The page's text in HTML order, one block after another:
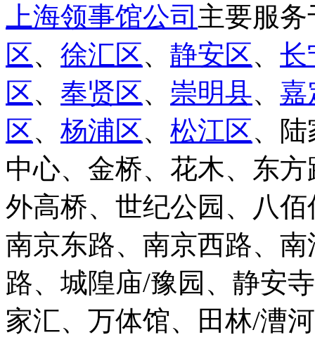
上海领事馆公司 主要服务
区、 徐汇区、 静安区、 长
区、 奉贤区、 崇明县、 嘉
区、 杨浦区、 松江区、
中心、金桥、花木、东
外高桥、世纪公园、八
南京东路、南京西路、
路、城隍庙/豫园、静安
家汇、万体馆、田林/漕